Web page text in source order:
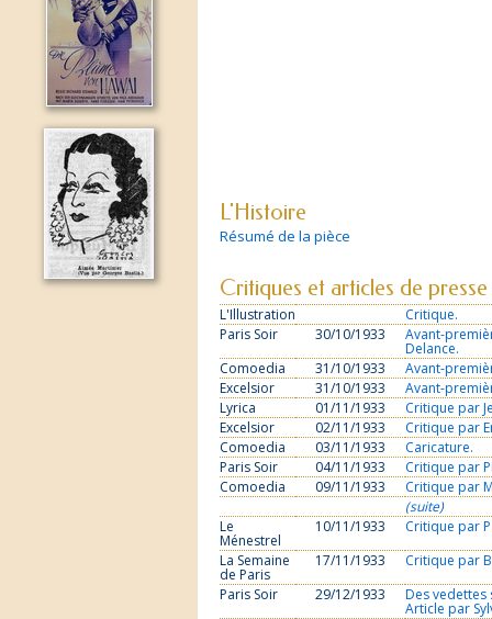
L'Histoire
Résumé de la pièce
Critiques et articles de presse
L'Illustration
Critique.
Paris Soir
30/10/1933 Avant-
Delance.
Comoedia
31/10/1933
Avant-
Excelsior
31/10/1933
Avant-
Lyrica
01/11/1933
Critique par
Excelsior
02/11/1933
Critique par
Comoedia
03/11/1933
Caricature.
Paris Soir
04/11/1933
Critique par
Comoedia
09/11/1933
Critique par
(suite)
Le
Ménestrel
10/11/1933
Critique par
La Semaine
de Paris
17/11/1933
Critique par
Paris Soir
29/12/1933 Des
Article par